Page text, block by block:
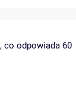
co odpowiada 60